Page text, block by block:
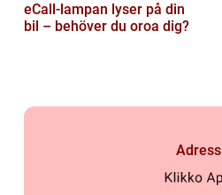
eCall-lampan lyser på din
bil – behöver du oroa dig?
Adress